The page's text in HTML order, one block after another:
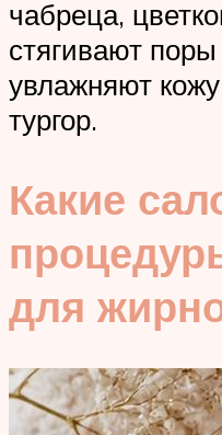
чабреца,
стягивают
увлажняют
тургор.
Какие
для